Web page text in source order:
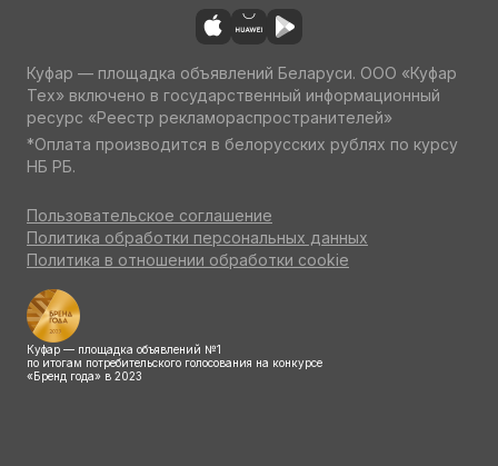
Куфар — площадка объявлений Беларуси. ООО «Куфар
Тех» включено в государственный информационный
ресурс «Реестр рекламораспространителей»
*Оплата производится в белорусских рублях по курсу
НБ РБ.
Пользовательское соглашение
Политика обработки персональных данных
Политика в отношении обработки cookie
Куфар — площадка объявлений №1
по итогам потребительского голосования на конкурсе
«Бренд года» в 2023